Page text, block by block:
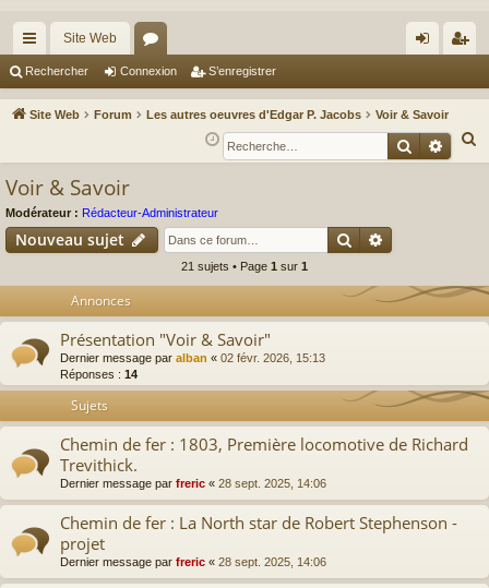
cc
ès
Site Web
or
u ne
xi
nr
eg
Rechercher Connexion S’enregistrer
Site Web Forum Les autres oeuvres d'Edgar P. Jacobs
Voir & Savoir
e
Voir & Savoir
Modérateur : Rédacteur-Administrateur
Nouveau sujet Rechercher
21 sujets • Page 1 sur 1
Annonces
Présentation "Voir & Savoir"
Dernier message par alban « 02 févr. 2026, 15:13
Réponses : 14
Sujets
Chemin de fer : 1803, Première locomotive de Richard
Trevithick.
Dernier message par freric « 28 sept. 2025, 14:06
Chemin de fer : La North star de Robert Stephenson -
projet
Dernier message par freric « 28 sept. 2025, 14:06